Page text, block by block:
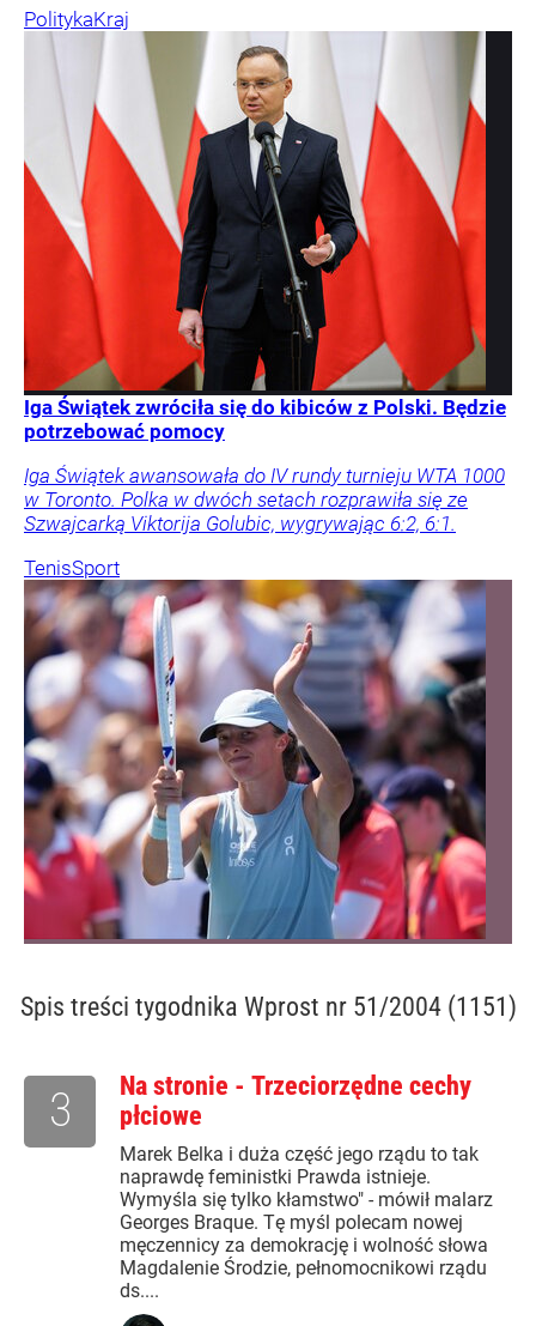
PolitykaKraj
Iga Świątek zwróciła się do kibiców z Polski. Będzie
potrzebować pomocy
Iga Świątek awansowała do IV rundy turnieju WTA 1000
w Toronto. Polka w dwóch setach rozprawiła się ze
Szwajcarką Viktorija Golubic, wygrywając 6:2, 6:1.
TenisSport
Spis treści tygodnika Wprost nr 51/2004 (1151)
Na stronie - Trzeciorzędne cechy
płciowe
Marek Belka i duża część jego rządu to tak
naprawdę feministki Prawda istnieje.
Wymyśla się tylko kłamstwo" - mówił malarz
Georges Braque. Tę myśl polecam nowej
męczennicy za demokrację i wolność słowa
Magdalenie Środzie, pełnomocnikowi rządu
ds....
3